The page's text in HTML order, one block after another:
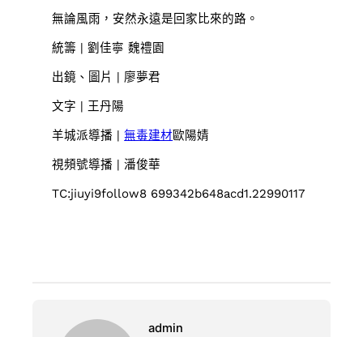
無論風雨，安然永遠是回家比來的路。
統籌 | 劉佳寧 魏禮園
出鏡、圖片 | 廖夢君
文字 | 王丹陽
羊城派導播 |無毒建材歐陽婧
視頻號導播 | 潘俊華
TC:jiuyi9follow8 699342b648acd1.22990117
admin